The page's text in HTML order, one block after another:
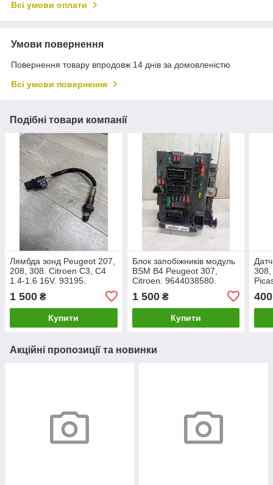
Всі умови оплати
Умови повернення
Повернення товару впродовж 14 днів за домовленістю
Всі умови повернення
Подібні товари компанії
Лямбда зонд Peugeot 207,
208, 308. Citroen C3, C4
1.4-1.6 16V. 93195.
1 500 ₴
Купити
Блок запобіжників модуль
BSM B4 Peugeot 307,
Citroen. 9644038580.
1 500₴
Купити
308,
400
Акційні пропозиції та новинки